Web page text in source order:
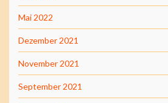
Mai 2022
Dezember 2021
November 2021
September 2021